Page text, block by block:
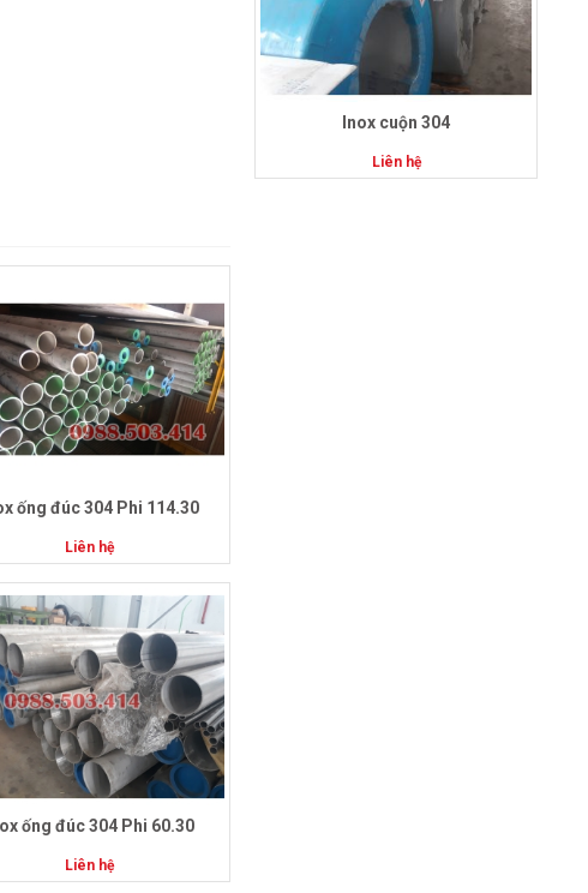
ống đúc 304 Phi 114.30
Liên hệ
ống đúc 304 Phi 60.30
Liên hệ
Inox cuộn 304
Liên hệ